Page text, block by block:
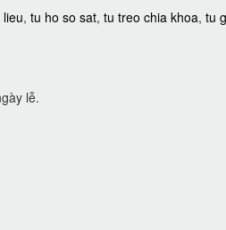
, tu ho so sat, tu treo chia khoa, tu
lễ.